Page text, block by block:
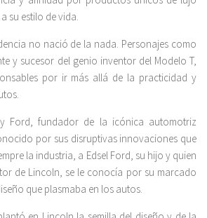
su estilo de vida.
no nació de la nada. Personajes como
y sucesor del genio inventor del Modelo T,
por ir más allá de la practicidad y
Ford, fundador de la icónica automotriz
por sus disruptivas innovaciones que
la industria, a Edsel Ford, su hijo y quien
de Lincoln, se le conocía por su marcado
que plasmaba en los autos.